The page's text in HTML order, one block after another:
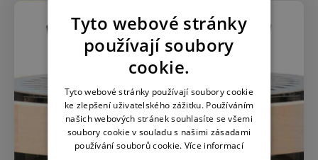
Tyto webové stránky
používají soubory
cookie.
Tyto webové stránky používají soubory cookie
ke zlepšení uživatelského zážitku. Používáním
našich webových stránek souhlasíte se všemi
soubory cookie v souladu s našimi zásadami
používání souborů cookie. Více informací